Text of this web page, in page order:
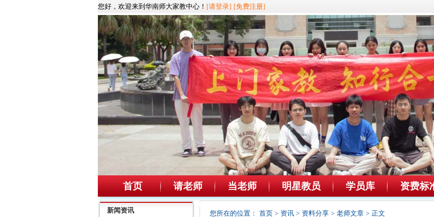
您好，欢迎来到华南师大家教中心！ [请登录] [免费注册]
首页 请老师 当老师 明星教员 学员库 资费标
新闻资讯 您所在的位置： 首页 > 资讯 > 资料分享 > 老师文章 > 正文